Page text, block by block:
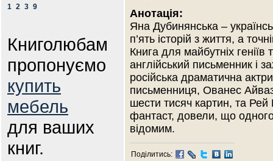
1 2 3 9
Книголюбам
пропонуємо
купить
мебель
для ваших
книг.
Анотація:
Яна Дубинянська –
п’ять історій з життя, а
Книга для майбутніх
англійський письменник і
російська драматична
письменниця, Ованес
шести тисяч картин, та
фантаст, довели, що
відомим.
Поділитись: